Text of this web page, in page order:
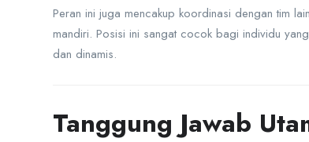
Peran ini juga mencakup koordinasi dengan tim
mandiri. Posisi ini sangat cocok bagi individu
dan dinamis.
Tanggung Jawab